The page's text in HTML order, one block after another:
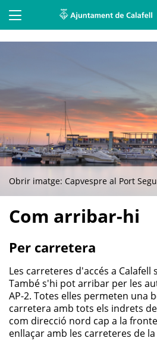
Main navigation
PER TEMES I SERVEIS
MUNICIPI
El municipi
Platges
Com arribar-hi
Telèfons d'interès
Cercar
Tipus de contingut
- Qualsevol -
CERCAR
Obrir imatge: Capvespre al Port
Com arribar-hi
Per carretera
Les carreteres d'accés a Calafell
També s'hi pot arribar per les
AP-2. Totes elles permeten una
carretera amb tots els indrets
com direcció nord cap a la
enllaçar amb les carreteres de